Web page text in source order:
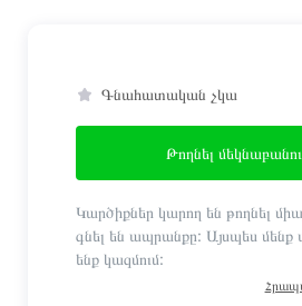
Գնահատական չկա
Թողնել
Կարծիքներ կարող են թողնել
գնել են ապրանքը: Այսպես մենք
ենք կազմում: